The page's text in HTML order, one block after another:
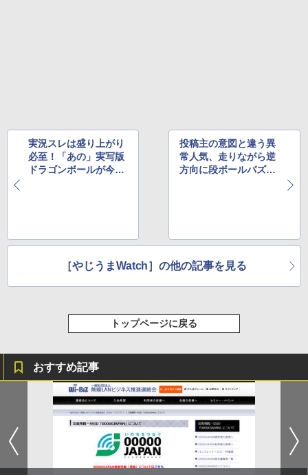
実況スレは盛り上がり
必至！「あの」実写版
ドラゴンボールが今
投稿主の意図と違う異
常人気、走りながら逆
方向に段ボールバズー
［やじうまWatch］の他の記事を見る
トップページに戻る
おすすめ記事